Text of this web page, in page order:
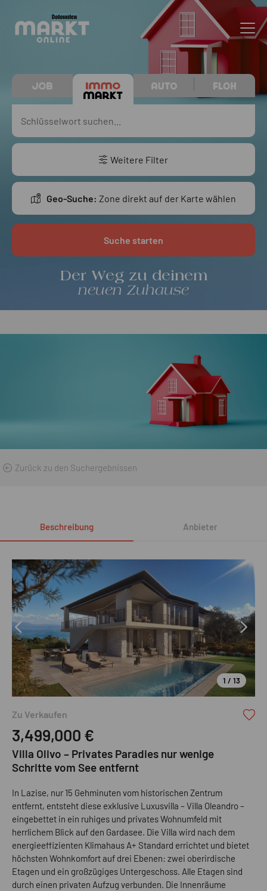
Der Weg zu deinem
neuen Zuhause
Weitere Filter
Geo-Suche: Zone direkt auf der Karte wählen
Suche starten
Zurück zu den Suchergebnissen
Beschreibung Anbieter
1 / 13
Zu Verkaufen
3,499,000 €
Villa Olivo – Privates Paradies nur wenige
Schritte vom See entfernt
In Lazise, nur 15 Gehminuten vom historischen Zentrum
entfernt, entsteht diese exklusive Luxusvilla – Villa Oleandro –
eingebettet in ein ruhiges und privates Wohnumfeld mit
herrlichem Blick auf den Gardasee. Die Villa wird nach dem
energieeffizienten Klimahaus A+ Standard errichtet und bietet
höchsten Wohnkomfort auf drei Ebenen: zwei oberirdische
Etagen und ein großzügiges Untergeschoss. Alle Etagen sind
durch einen privaten Aufzug verbunden. Die Innenräume